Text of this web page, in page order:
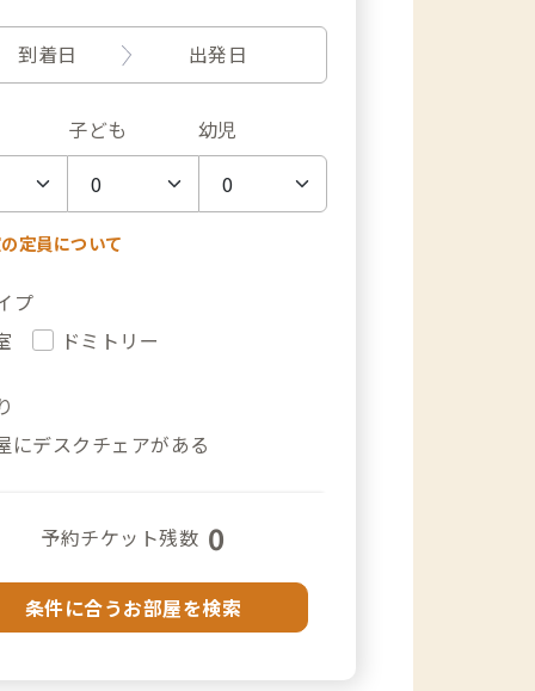
到着日 出発日
子ども 幼児
定員について
プ
ドミトリー
にデスクチェアがある
予約チケット残数 0
条件に合うお部屋を検索